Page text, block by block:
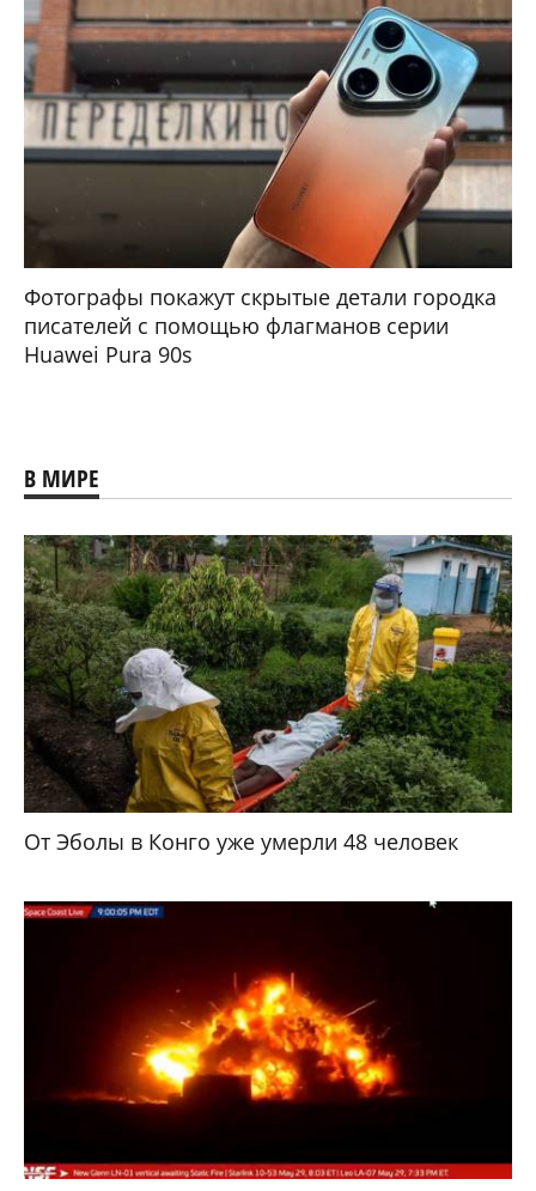
Фотографы покажут скрытые детали городка
писателей с помощью флагманов серии
Huawei Pura 90s
В МИРЕ
От Эболы в Конго уже умерли 48 человек